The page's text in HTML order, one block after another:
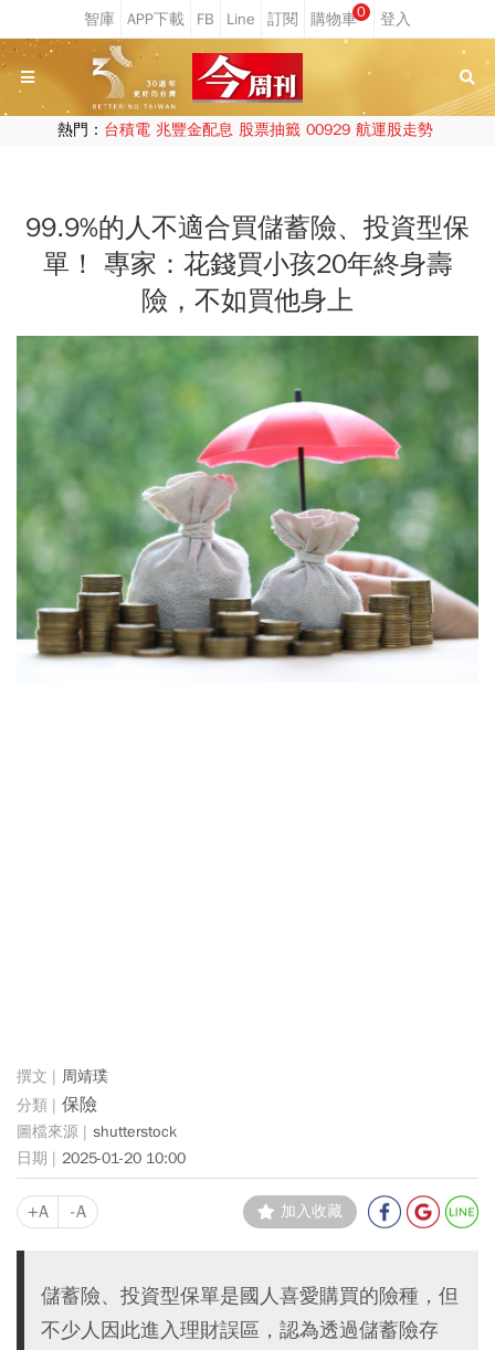
0
熱門： 台積電 兆豐金配息 股票抽籤 00929 航運股走勢
99.9%的人不適合買儲蓄險、投資型保
單！ 專家：花錢買小孩20年終身壽
險，不如買他身上
周靖璞
保險
shutterstock
2025-01-20 10:00
+A -A 加入收藏
儲蓄險、投資型保單是國人喜愛購買的險種，但
不少人因此進入理財誤區，認為透過儲蓄險存